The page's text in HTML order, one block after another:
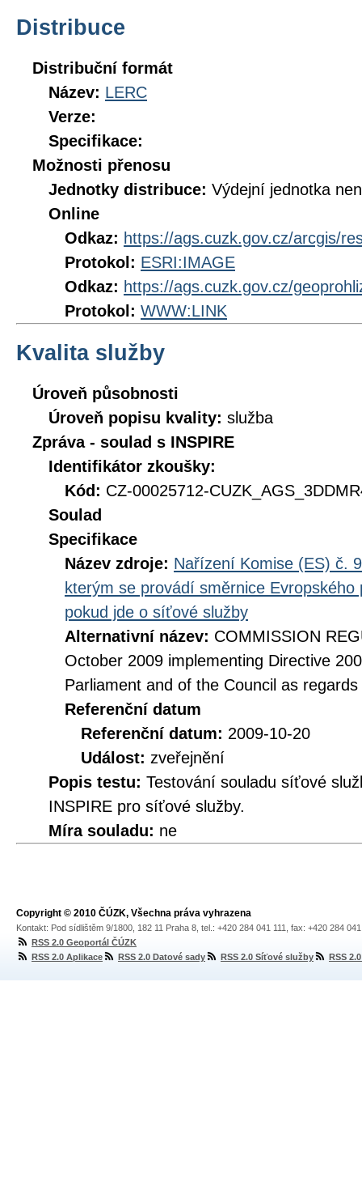
Distribuce
Distribuční formát
Název: LERC
Verze:
Specifikace:
Možnosti přenosu
Jednotky distribuce: Výdejní jednotka
Online
Odkaz: https://ags.cuzk.gov.cz/arcgis/
Protokol: ESRI:IMAGE
Odkaz: https://ags.cuzk.gov.cz/
Protokol: WWW:LINK
Kvalita služby
Úroveň působnosti
Úroveň popisu kvality: služba
Zpráva - soulad s INSPIRE
Identifikátor zkoušky:
Kód: CZ-00025712-
Soulad
Specifikace
Název zdroje: Nařízení Komise (ES) č.
kterým se provádí směrnice
pokud jde o síťové služby
Alternativní název: COMMISSION
October 2009 implementing Directive
Parliament and of the Council as
Referenční datum
Referenční datum: 2009-10-20
Událost: zveřejnění
Popis testu: Testování souladu síťové
INSPIRE pro síťové služby.
Míra souladu: ne
Copyright © 2010 ČÚZK, Všechna práva vyhrazena
Kontakt: Pod sídlištěm 9/1800, 182 11 Praha 8, tel.: +420 284 041 111, fax: +420 284
RSS 2.0 Geoportál ČÚZK
RSS 2.0 Aplikace
RSS 2.0 Datové sady RSS 2.0 Síťové služby RSS